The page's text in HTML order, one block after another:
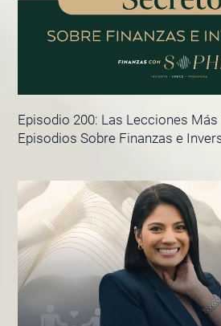
Episodio 200: Las Lecciones
Episodios Sobre Finanzas e